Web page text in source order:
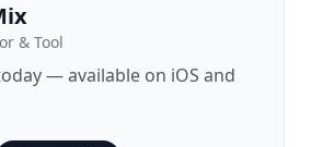
& Tool
— available on iOS and